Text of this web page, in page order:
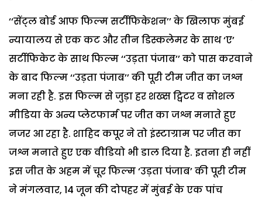
‘‘सेंट्ल बोर्ड आफ फिल्म सर्टीफिकेशन’’ के खिलाफ मुंबई
न्यायालय से एक कट और तीन डिस्कलेमर के साथ ‘ए’
सर्टीफिकेट के साथ फिल्म ‘‘उड़ता पंजाब’’ को पास करवाने
के बाद फिल्म ‘‘उड़ता पंजाब’’ की पूरी टीम जीत का जश्न
मना रही है. इस फिल्म से जुड़ा हर शख्स ट्विटर व सोशल
मीडिया के अन्य प्लेटफार्म पर जीत का जश्न मनाते हुए
नजर आ रहा है. शाहिद कपूर ने तो इंस्टाग्राम पर जीत का
जश्न मनाते हुए एक वीडियो भी डाल दिया है. इतना ही नहीं
इस जीत के अहम में चूर फिल्म ‘उड़ता पंजाब’ की पूरी टीम
ने मंगलवार, 14 जून की दोपहर में मुंबई के एक पांच